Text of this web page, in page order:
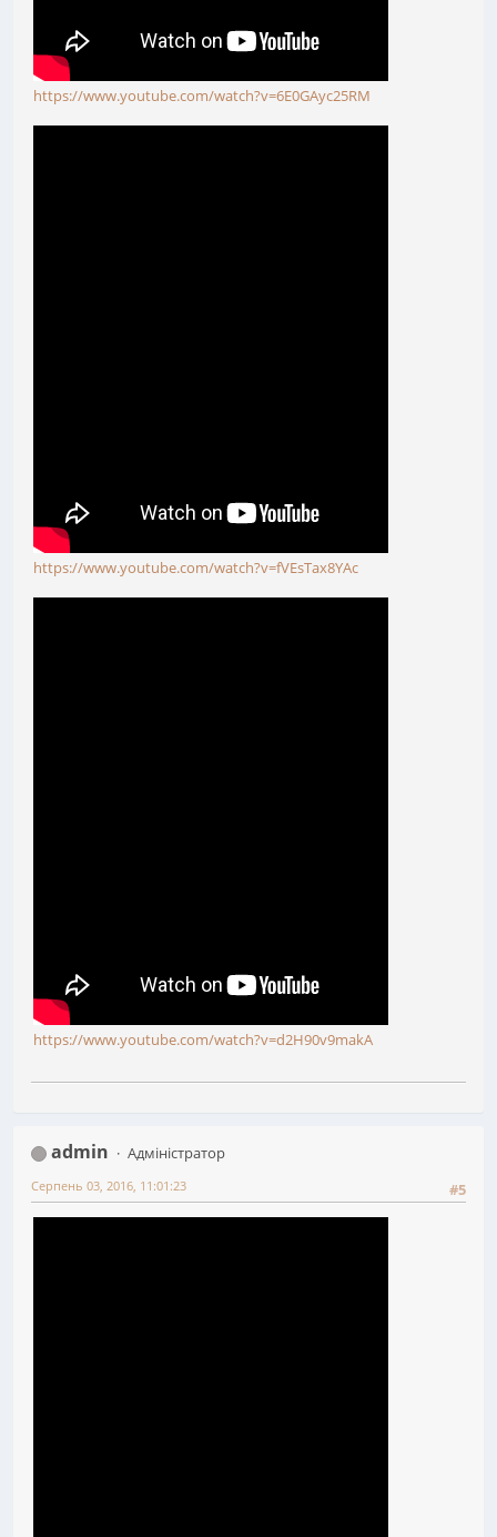
https://www.youtube.com/watch?v=6E0GAyc25RM
https://www.youtube.com/watch?v=fVEsTax8YAc
https://www.youtube.com/watch?v=d2H90v9makA
admin
Адміністратор
#5
Серпень 03, 2016, 11:01:23